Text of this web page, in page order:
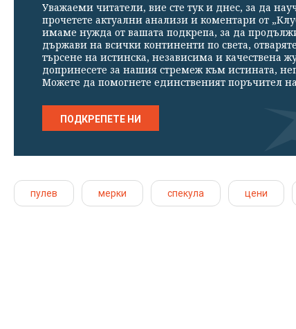
Уважаеми читатели, вие сте тук и днес, за да
прочетете актуални анализи и коментари от
имаме нужда от вашата подкрепа, за да
държави на всички континенти по света,
търсене на истинска, независима и качествена
допринесете за нашия стремеж към истината,
Можете да помогнете единственият поръчител
ПОДКРЕПЕТЕ НИ
пулев мерки спекула цени